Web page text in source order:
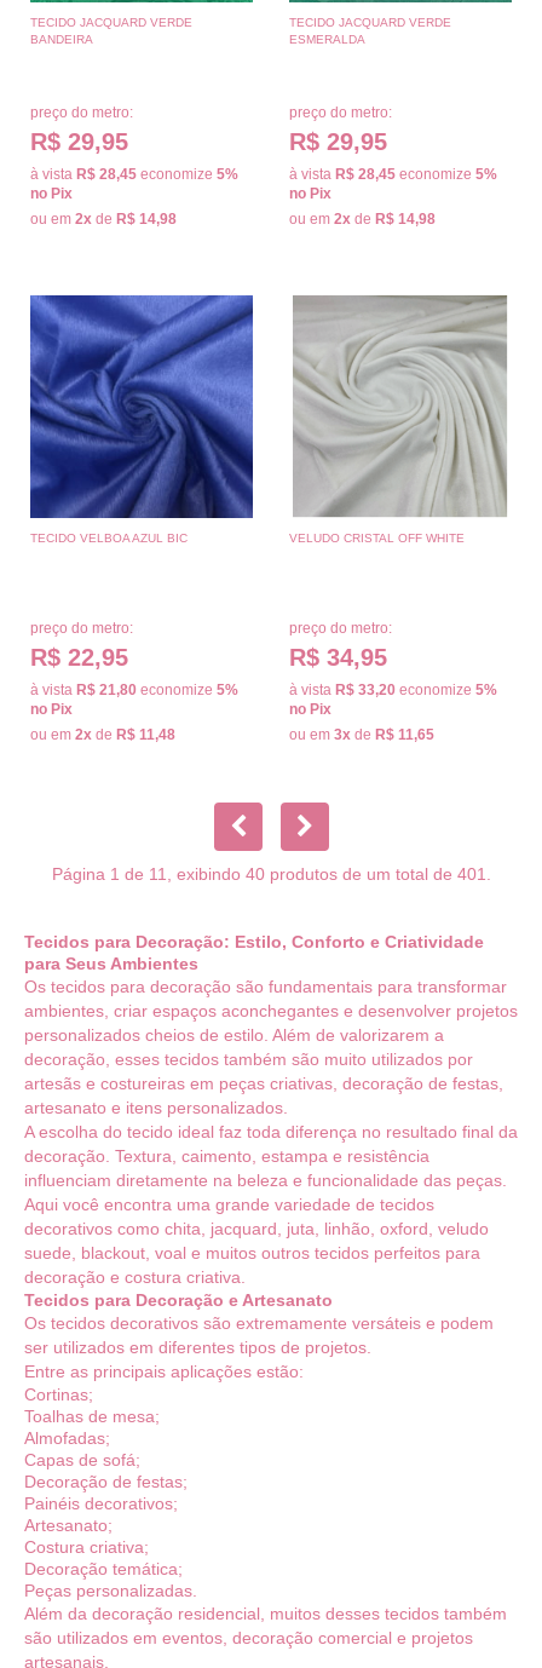
TECIDO JACQUARD VERDE
BANDEIRA
preço do metro:
R$ 29,95
à vista R$ 28,45 economize 5%
no Pix
ou em 2x de R$ 14,98
TECIDO JACQUARD VERDE
ESMERALDA
preço do metro:
R$ 29,95
à vista R$ 28,45 economize 5%
no Pix
ou em 2x de R$ 14,98
TECIDO VELBOA AZUL BIC
preço do metro:
R$ 22,95
à vista R$ 21,80 economize 5%
no Pix
ou em 2x de R$ 11,48
VELUDO CRISTAL OFF WHITE
preço do metro:
R$ 34,95
à vista R$ 33,20 economize 5%
no Pix
ou em 3x de R$ 11,65
Página 1 de 11, exibindo 40 produtos de um total de 401.
Tecidos para Decoração: Estilo, Conforto e Criatividade
para Seus Ambientes
Os tecidos para decoração são fundamentais para transformar
ambientes, criar espaços aconchegantes e desenvolver projetos
personalizados cheios de estilo. Além de valorizarem a
decoração, esses tecidos também são muito utilizados por
artesãs e costureiras em peças criativas, decoração de festas,
artesanato e itens personalizados.
A escolha do tecido ideal faz toda diferença no resultado final da
decoração. Textura, caimento, estampa e resistência
influenciam diretamente na beleza e funcionalidade das peças.
Aqui você encontra uma grande variedade de tecidos
decorativos como chita, jacquard, juta, linhão, oxford, veludo
suede, blackout, voal e muitos outros tecidos perfeitos para
decoração e costura criativa.
Tecidos para Decoração e Artesanato
Os tecidos decorativos são extremamente versáteis e podem
ser utilizados em diferentes tipos de projetos.
Entre as principais aplicações estão:
Cortinas;
Toalhas de mesa;
Almofadas;
Capas de sofá;
Decoração de festas;
Painéis decorativos;
Artesanato;
Costura criativa;
Decoração temática;
Peças personalizadas.
Além da decoração residencial, muitos desses tecidos também
são utilizados em eventos, decoração comercial e projetos
artesanais.